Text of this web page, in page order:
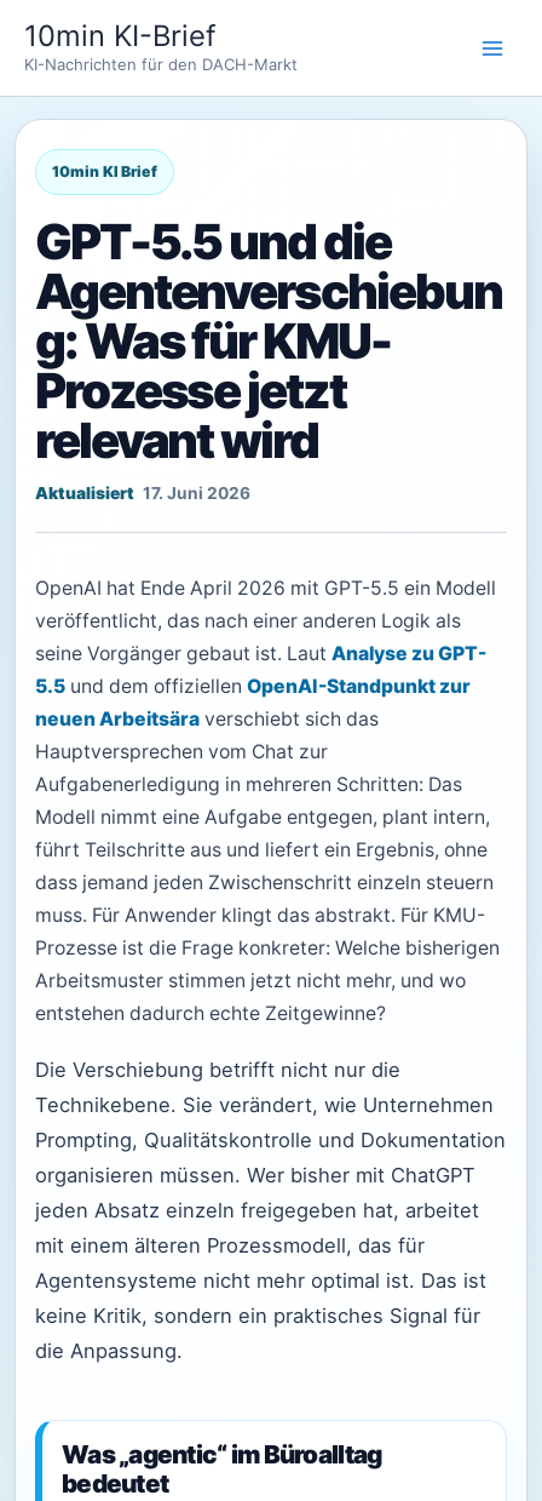
Inhalt
springen
10min KI-Brief
KI-Nachrichten für den DACH-Markt
GPT-5.5 und die
Agentenverschiebun
g: Was für KMU-
Prozesse jetzt
relevant wird
17. Juni 2026
OpenAI hat Ende April 2026 mit GPT-5.5 ein Modell
veröffentlicht, das nach einer anderen Logik als
seine Vorgänger gebaut ist. Laut Analyse zu GPT-
5.5 und dem offiziellen OpenAI-Standpunkt zur
neuen Arbeitsära verschiebt sich das
Hauptversprechen vom Chat zur
Aufgabenerledigung in mehreren Schritten: Das
Modell nimmt eine Aufgabe entgegen, plant intern,
führt Teilschritte aus und liefert ein Ergebnis, ohne
dass jemand jeden Zwischenschritt einzeln steuern
muss. Für Anwender klingt das abstrakt. Für KMU-
Prozesse ist die Frage konkreter: Welche bisherigen
Arbeitsmuster stimmen jetzt nicht mehr, und wo
entstehen dadurch echte Zeitgewinne?
Die Verschiebung betrifft nicht nur die
Technikebene. Sie verändert, wie Unternehmen
Prompting, Qualitätskontrolle und Dokumentation
organisieren müssen. Wer bisher mit ChatGPT
jeden Absatz einzeln freigegeben hat, arbeitet
mit einem älteren Prozessmodell, das für
Agentensysteme nicht mehr optimal ist. Das ist
keine Kritik, sondern ein praktisches Signal für
die Anpassung.
Was „agentic“ im Büroalltag
bedeutet